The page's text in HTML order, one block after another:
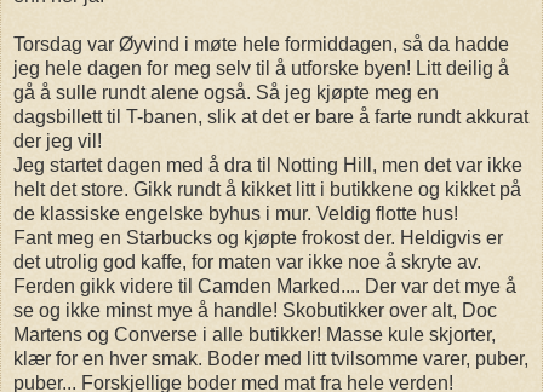
Torsdag var Øyvind i møte hele formiddagen, så da hadde
jeg hele dagen for meg selv til å utforske byen! Litt deilig å
gå å sulle rundt alene også. Så jeg kjøpte meg en
dagsbillett til T-banen, slik at det er bare å farte rundt akkurat
der jeg vil!
Jeg startet dagen med å dra til Notting Hill, men det var ikke
helt det store. Gikk rundt å kikket litt i butikkene og kikket på
de klassiske engelske byhus i mur. Veldig flotte hus!
Fant meg en Starbucks og kjøpte frokost der. Heldigvis er
det utrolig god kaffe, for maten var ikke noe å skryte av.
Ferden gikk videre til Camden Marked.... Der var det mye å
se og ikke minst mye å handle! Skobutikker over alt, Doc
Martens og Converse i alle butikker! Masse kule skjorter,
klær for en hver smak. Boder med litt tvilsomme varer, puber,
puber... Forskjellige boder med mat fra hele verden!